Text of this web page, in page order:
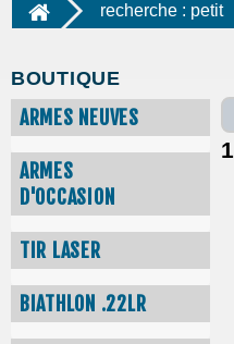
recherche : petit
BOUTIQUE
ARMES NEUVES
ARMES
D'OCCASION
TIR LASER
BIATHLON .22LR
1